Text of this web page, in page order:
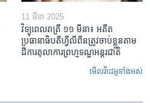
11 មីនា 2025
វិទ្យុពេលរាត្រី ១១ មីនា៖ អតីត​
ប្រធានាធិបតីហ្វីលីពីន​ត្រូវ​ចាប់ខ្លួនតាម
ដីការ​តុលាការ​ព្រហ្មទណ្ឌ​អន្តរជាតិ
មើល​វីដេអូ​ទាំង​អស់